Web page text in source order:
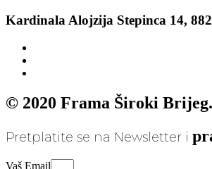
Kardinala Alojzija Stepinca 14,
© 2020 Frama Široki
Pretplatite se na Newsletter i
Vaš Email